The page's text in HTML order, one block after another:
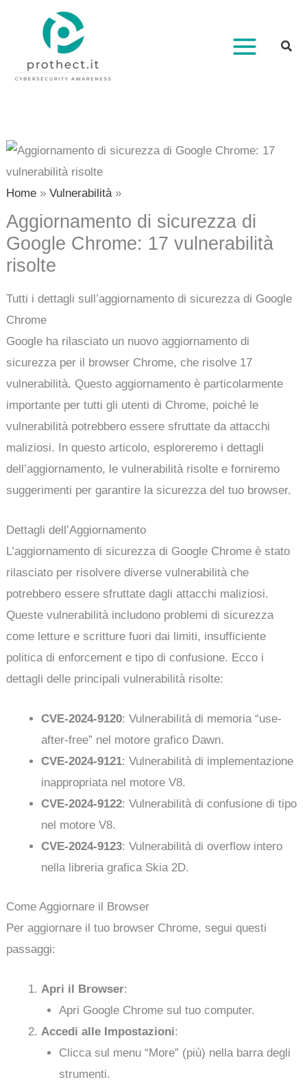
contenuto
Home Vulnerabilità
Aggiornamento di sicurezza di
Google Chrome: 17 vulnerabilità
risolte
Tutti i dettagli sull’aggiornamento di sicurezza di Google
Chrome
Google ha rilasciato un nuovo aggiornamento di
sicurezza per il browser Chrome, che risolve 17
vulnerabilità. Questo aggiornamento è particolarmente
importante per tutti gli utenti di Chrome, poiché le
vulnerabilità potrebbero essere sfruttate da attacchi
maliziosi. In questo articolo, esploreremo i dettagli
dell’aggiornamento, le vulnerabilità risolte e forniremo
suggerimenti per garantire la sicurezza del tuo browser.
Dettagli dell’Aggiornamento
L’aggiornamento di sicurezza di Google Chrome è stato
rilasciato per risolvere diverse vulnerabilità che
potrebbero essere sfruttate dagli attacchi maliziosi.
Queste vulnerabilità includono problemi di sicurezza
come letture e scritture fuori dai limiti, insufficiente
politica di enforcement e tipo di confusione. Ecco i
dettagli delle principali vulnerabilità risolte:
CVE-2024-9120: Vulnerabilità di memoria “use-
after-free” nel motore grafico Dawn.
CVE-2024-9121: Vulnerabilità di implementazione
inappropriata nel motore V8.
CVE-2024-9122: Vulnerabilità di confusione di tipo
nel motore V8.
CVE-2024-9123: Vulnerabilità di overflow intero
nella libreria grafica Skia 2D.
Come Aggiornare il Browser
Per aggiornare il tuo browser Chrome, segui questi
passaggi:
Apri il Browser:
Apri Google Chrome sul tuo computer.
Accedi alle Impostazioni:
Clicca sul menu “More” (più) nella barra degli
strumenti.